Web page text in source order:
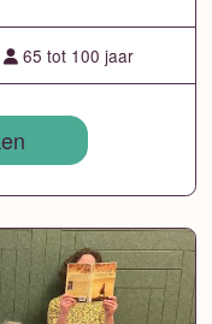
65 tot 100 jaar